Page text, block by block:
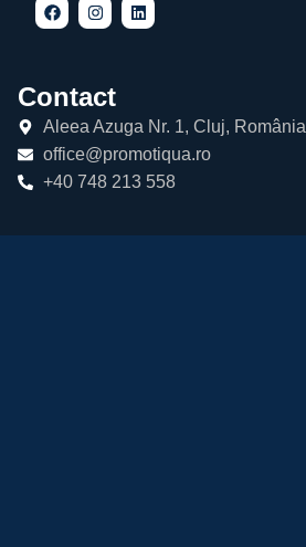
Contact
Aleea Azuga Nr. 1, Cluj, România
office@promotiqua.ro
+40 748 213 558